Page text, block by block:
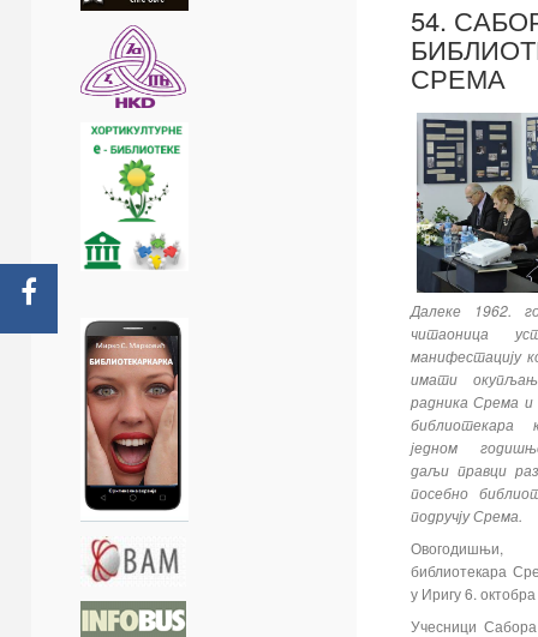
54.
СРЕМА
Далеке 1962.
читаоница
манифестацију
имати
радника Срема и
једном
даљи правци
посебно
подручју Срема.
библиотекара
у Иригу 6.
Учесници